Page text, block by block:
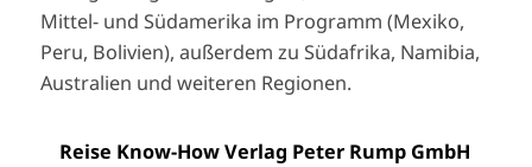
Mittel- und Südamerika im Programm (Mexiko,
Peru, Bolivien), außerdem zu Südafrika, Namibia,
Australien und weiteren Regionen.
Reise Know-How Verlag Peter Rump GmbH